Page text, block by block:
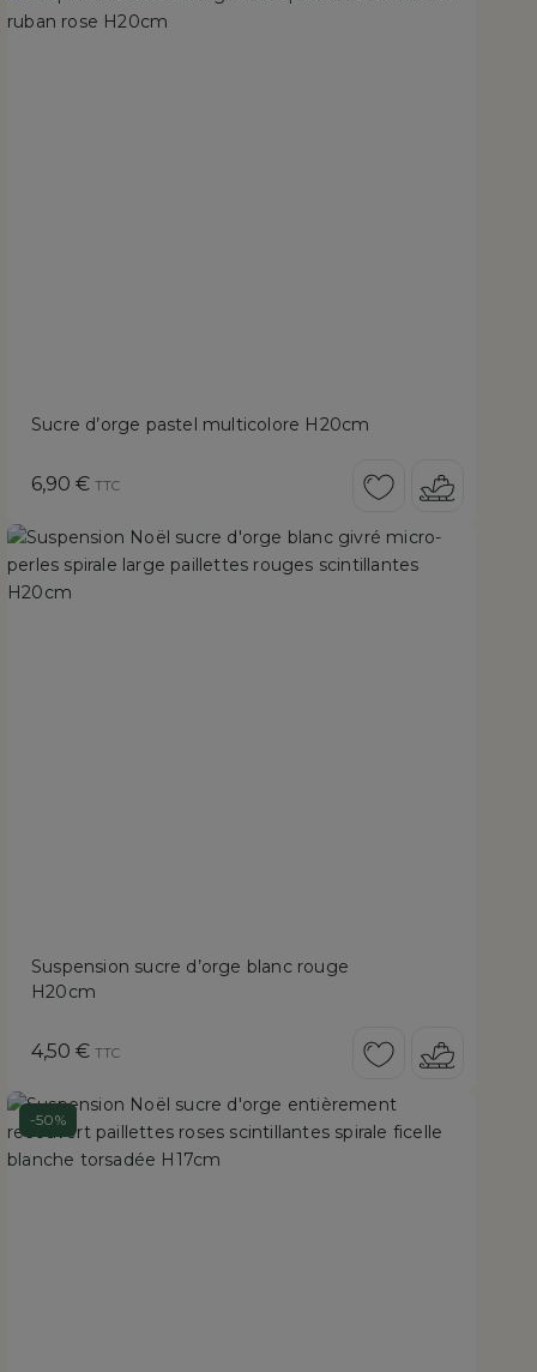
Sucre d’orge pastel multicolore H20cm
Prix
6,90 € TTC
Suspension sucre d’orge blanc rouge
H20cm
Prix
4,50 € TTC
-50%